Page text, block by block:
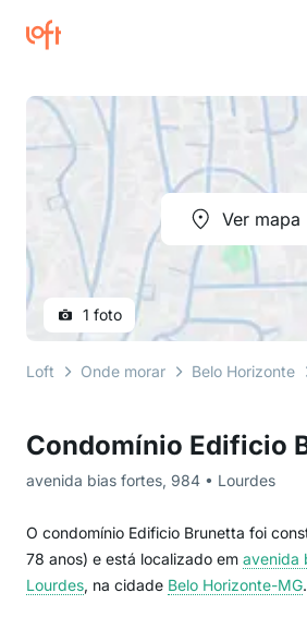
Condomínio Edificio
avenida bias fortes, 984 • Lourdes
O condomínio Edificio Brunetta foi
78 anos) e está localizado em avenida
Lourdes, na cidade Belo Horizonte-MG.
Ver mapa
1 foto
Loft Onde morar Belo Horizonte